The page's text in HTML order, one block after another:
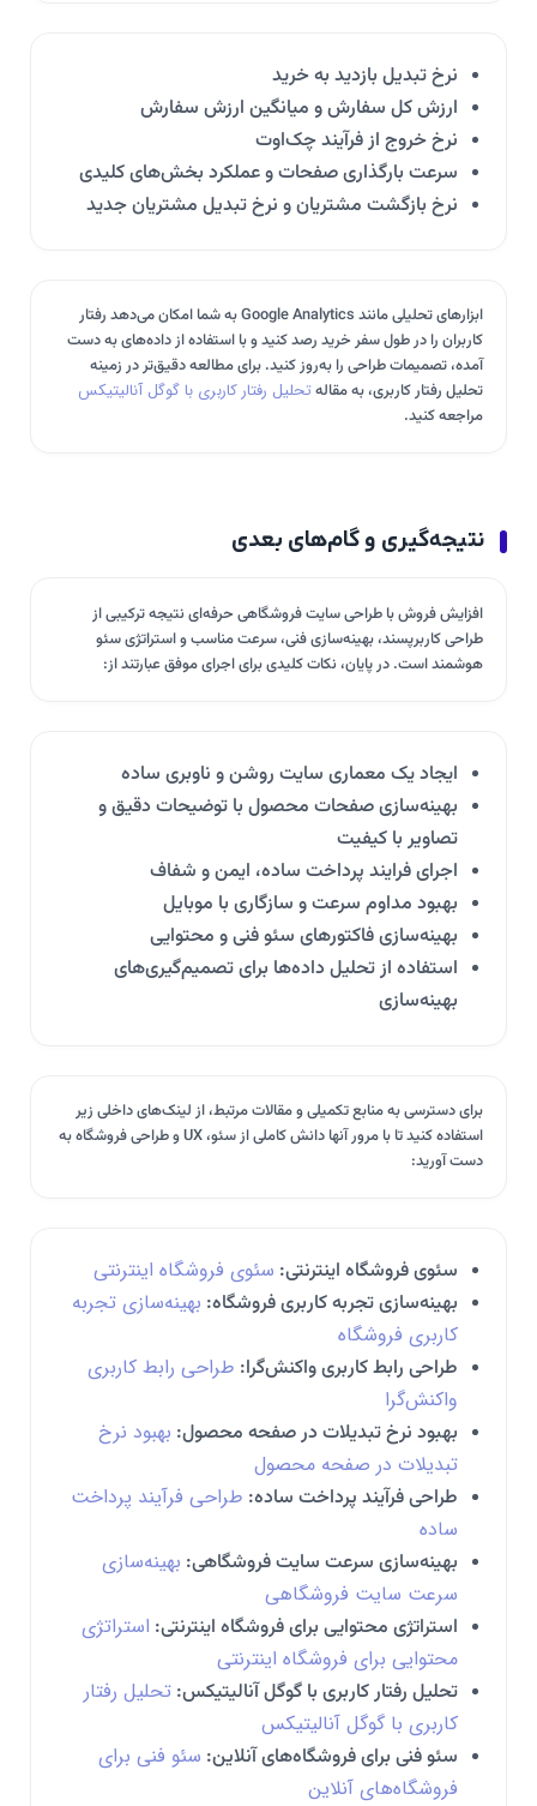
نرخ تبدیل بازدید به خرید
ارزش کل سفارش و میانگین ارزش سفارش
نرخ خروج از فرآیند چک‌اوت
سرعت بارگذاری صفحات و عملکرد بخش‌های کلیدی
نرخ بازگشت مشتریان و نرخ تبدیل مشتریان جدید
ابزارهای تحلیلی مانند Google Analytics به شما امکان می‌دهد رفتار
کاربران را در طول سفر خرید رصد کنید و با استفاده از داده‌های به دست
آمده، تصمیمات طراحی را به‌روز کنید. برای مطالعه دقیق‌تر در زمینه
تحلیل رفتار کاربری، به مقاله تحلیل رفتار کاربری با گوگل آنالیتیکس
مراجعه کنید.
نتیجه‌گیری و گام‌های بعدی
افزایش فروش با طراحی سایت فروشگاهی حرفه‌ای نتیجه ترکیبی از
طراحی کاربرپسند، بهینه‌سازی فنی، سرعت مناسب و استراتژی سئو
هوشمند است. در پایان، نکات کلیدی برای اجرای موفق عبارتند از:
ایجاد یک معماری سایت روشن و ناوبری ساده
بهینه‌سازی صفحات محصول با توضیحات دقیق و
تصاویر با کیفیت
اجرای فرایند پرداخت ساده، ایمن و شفاف
بهبود مداوم سرعت و سازگاری با موبایل
بهینه‌سازی فاکتورهای سئو فنی و محتوایی
استفاده از تحلیل داده‌ها برای تصمیم‌گیری‌های
بهینه‌سازی
برای دسترسی به منابع تکمیلی و مقالات مرتبط، از لینک‌های داخلی زیر
استفاده کنید تا با مرور آنها دانش کاملی از سئو، UX و طراحی فروشگاه به
دست آورید:
سئوی فروشگاه اینترنتی: سئوی فروشگاه اینترنتی
بهینه‌سازی تجربه کاربری فروشگاه: بهینه‌سازی تجربه
کاربری فروشگاه
طراحی رابط کاربری واکنش‌گرا: طراحی رابط کاربری
واکنش‌گرا
بهبود نرخ تبدیلات در صفحه محصول: بهبود نرخ
تبدیلات در صفحه محصول
طراحی فرآیند پرداخت ساده: طراحی فرآیند پرداخت
ساده
بهینه‌سازی سرعت سایت فروشگاهی: بهینه‌سازی
سرعت سایت فروشگاهی
استراتژی محتوایی برای فروشگاه‌ اینترنتی: استراتژی
محتوایی برای فروشگاه‌ اینترنتی
تحلیل رفتار کاربری با گوگل آنالیتیکس: تحلیل رفتار
کاربری با گوگل آنالیتیکس
سئو فنی برای فروشگاه‌های آنلاین: سئو فنی برای
فروشگاه‌های آنلاین